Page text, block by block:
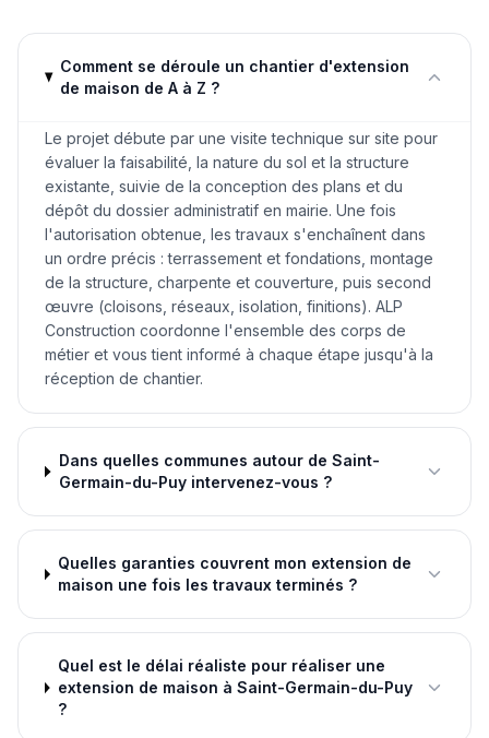
Comment se déroule un chantier d'extension
de maison de A à Z ?
Le projet débute par une visite technique sur site pour
évaluer la faisabilité, la nature du sol et la structure
existante, suivie de la conception des plans et du
dépôt du dossier administratif en mairie. Une fois
l'autorisation obtenue, les travaux s'enchaînent dans
un ordre précis : terrassement et fondations, montage
de la structure, charpente et couverture, puis second
œuvre (cloisons, réseaux, isolation, finitions). ALP
Construction coordonne l'ensemble des corps de
métier et vous tient informé à chaque étape jusqu'à la
réception de chantier.
Dans quelles communes autour de Saint-
Germain-du-Puy intervenez-vous ?
Quelles garanties couvrent mon extension de
maison une fois les travaux terminés ?
Quel est le délai réaliste pour réaliser une
extension de maison à Saint-Germain-du-Puy
?